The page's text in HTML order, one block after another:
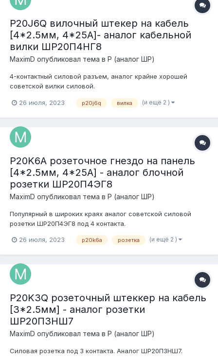
P20J6Q вилочный штекер на кабель
[4*2.5мм, 4*25А]- аналог кабельной
вилки ШР20П4НГ8
MaximD опубликовал тема в P (аналог ШР)
4-контактный силовой разъем, аналог крайне хорошей
советской вилки силовой.
26 июля, 2023 p20j6q вилка (и ещё 2 )
P20K6A розеточное гнездо на панель
[4*2.5мм, 4*25А] - аналог блочной
розетки ШР20П4ЭГ8
MaximD опубликовал тема в P (аналог ШР)
Популярный в широких краях аналог советской силовой
розетки ШР20П4ЭГ8 под 4 контакта.
26 июля, 2023 p20k6a розетка (и ещё 2 )
P20K3Q розеточный штеккер на кабель
[3*2.5мм] - аналог розетки
ШР20П3НШ7
MaximD опубликовал тема в P (аналог ШР)
Силовая розетка под 3 контакта. Аналог ШР20П3НШ7.